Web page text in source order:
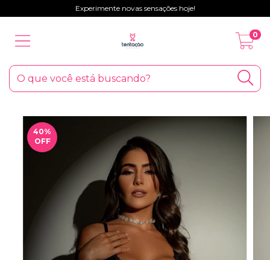
Experimente novas sensações hoje!
0
40%
OFF